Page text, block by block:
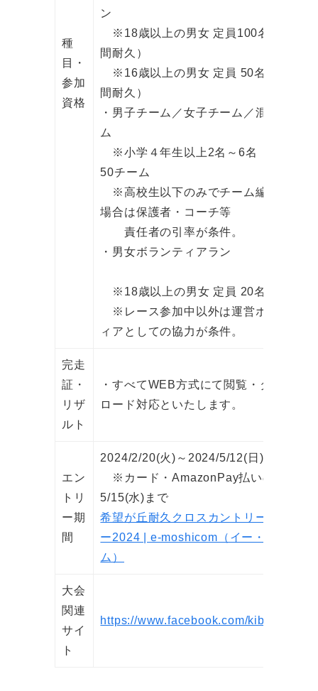
種
目・
参加
資格
ン
※18歳以上の男女 定員100名（2時
間耐久）
※16歳以上の男女 定員 50名（1時
間耐久）
・男子チーム／女子チーム／混合チー
ム
※小学４年生以上2名～6名 定員
50チーム
※高校生以下のみでチーム編成する
場合は保護者・コーチ等
責任者の引率が条件。
・男女ボランティアラン
※18歳以上の男女 定員 20名
※レース参加中以外は運営ボランテ
ィアとしての協力が条件。
完走
証・
リザ
ルト
・すべてWEB方式にて閲覧・ダウン
ロード対応といたします。
エン
トリ
ー期
間
2024/2/20(火)～2024/5/12(日)
※カード・AmazonPay払いのみ
5/15(水)まで
希望が丘耐久クロスカントリー＆リレ
ー2024 | e-moshicom（イー・モシコ
ム）
大会
関連
サイ
ト
https://www.facebook.com/kibourelay